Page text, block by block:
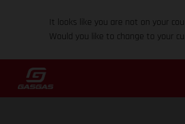
It looks like you are not on your
Would you like to change to your